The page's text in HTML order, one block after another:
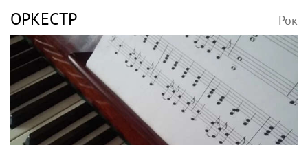
ОРКЕСТР Рок